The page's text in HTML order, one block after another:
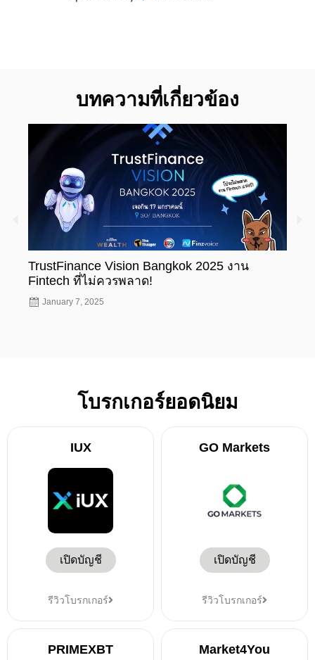
บทความที่เกี่ยวข้อง
TrustFinance Vision Bangkok 2025 งาน
Fintech ที่ไม่ควรพลาด!
January 7, 2025
โบรกเกอร์ยอดนิยม
IUX
เปิดบัญชี
รีวิวโบรกเกอร์
GO Markets
เปิดบัญชี
รีวิวโบรกเกอร์
PRIMEXBT Market4You